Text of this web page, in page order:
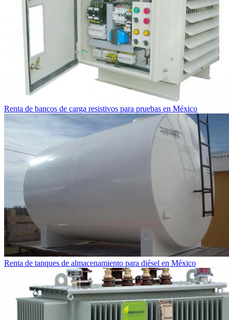
Renta de bancos de carga resistivos para pruebas en México
Renta de tanques de almacenamiento para diésel en México